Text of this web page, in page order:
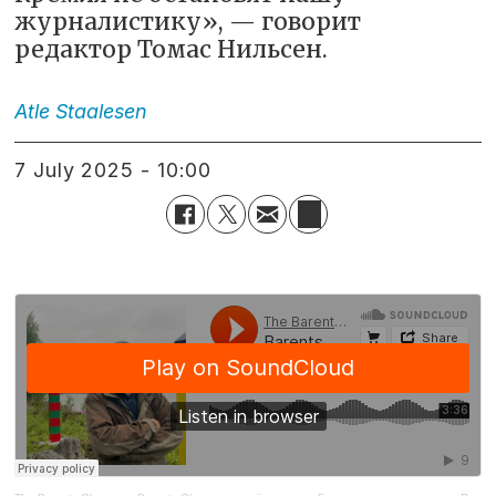
журналистику», — говорит
редактор Томас Нильсен.
Atle Staalesen
7 July 2025 - 10:00